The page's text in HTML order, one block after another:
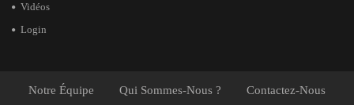
Vidéos
Login
Notre Équipe Qui Sommes-Nous ? Contactez-Nous